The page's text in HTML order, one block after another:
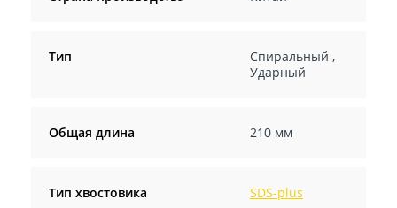
Тип Спиральный ,
Ударный
Общая длина 210 мм
Тип хвостовика SDS-plus